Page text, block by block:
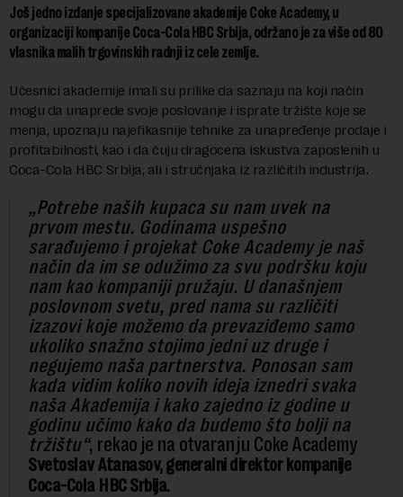
Još jedno izdanje specijalizovane akademije Coke Academy, u
organizaciji kompanije Coca-Cola HBC Srbija, održano je za više od 80
vlasnika malih trgovinskih radnji iz cele zemlje.
Učesnici akademije imali su prilike da saznaju na koji način
mogu da unaprede svoje poslovanje i isprate tržište koje se
menja, upoznaju najefikasnije tehnike za unapređenje prodaje i
profitabilnosti, kao i da čuju dragocena iskustva zaposlenih u
Coca-Cola HBC Srbija, ali i stručnjaka iz različitih industrija.
„Potrebe naših kupaca su nam uvek na
prvom mestu. Godinama uspešno
sarađujemo i projekat Coke Academy je naš
način da im se odužimo za svu podršku koju
nam kao kompaniji pružaju. U današnjem
poslovnom svetu, pred nama su različiti
izazovi koje možemo da prevaziđemo samo
ukoliko snažno stojimo jedni uz druge i
negujemo naša partnerstva. Ponosan sam
kada vidim koliko novih ideja iznedri svaka
naša Akademija i kako zajedno iz godine u
godinu učimo kako da budemo što bolji na
tržištu“, rekao je na otvaranju Coke Academy
Svetoslav Atanasov, generalni direktor kompanije
Coca-Cola HBC Srbija.